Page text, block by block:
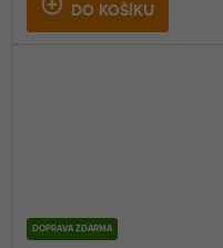
DO KOŠÍKU
DOPRAVA ZDARMA